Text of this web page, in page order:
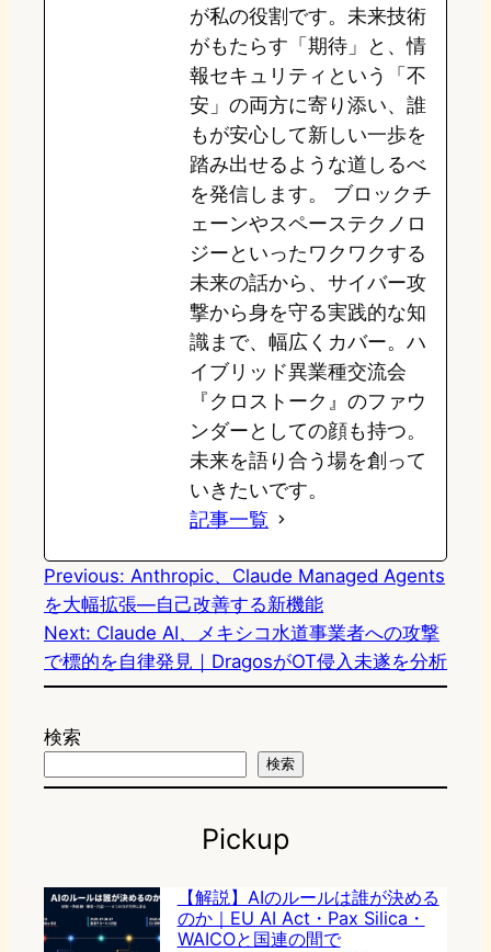
が私の役割です。未来技術
がもたらす「期待」と、情
報セキュリティという「不
安」の両方に寄り添い、誰
もが安心して新しい一歩を
踏み出せるような道しるべ
を発信します。 ブロックチ
ェーンやスペーステクノロ
ジーといったワクワクする
未来の話から、サイバー攻
撃から身を守る実践的な知
識まで、幅広くカバー。ハ
イブリッド異業種交流会
『クロストーク』のファウ
ンダーとしての顔も持つ。
未来を語り合う場を創って
いきたいです。
記事一覧
Previous: Anthropic、Claude Managed Agents
を大幅拡張―自己改善する新機能
Next: Claude AI、メキシコ水道事業者への攻撃
で標的を自律発見｜DragosがOT侵入未遂を分析
検索
検索
Pickup
【解説】AIのルールは誰が決める
のか｜EU AI Act・Pax Silica・
WAICOと国連の間で